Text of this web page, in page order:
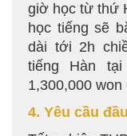
giờ học từ thứ
học tiếng sẽ
dài tới 2h
tiếng Hàn
1,300,000
4. Yêu cầu